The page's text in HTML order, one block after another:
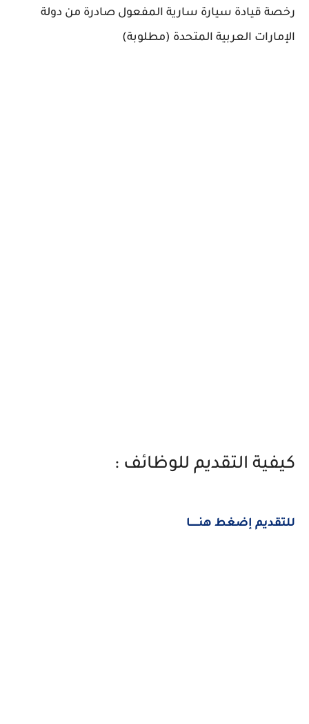
رخصة قيادة سيارة سارية المفعول صادرة من دولة
الإمارات العربية المتحدة (مطلوبة)
كيفية التقديم للوظائف :
للتقديم إضغط هنــــــا